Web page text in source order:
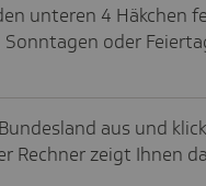
unteren 4 Häkchen
Sonntagen oder
aus und
Rechner zeigt Ihnen